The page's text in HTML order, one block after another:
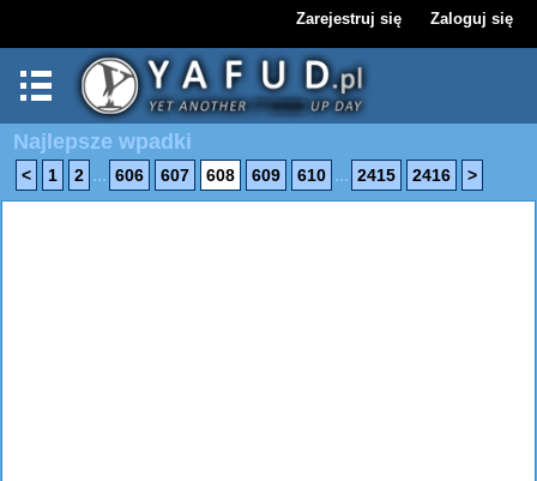
Zarejestruj się Zaloguj się
Najlepsze wpadki
< 1 2 ... 606 607 608 609 610 ... 2415 2416 >